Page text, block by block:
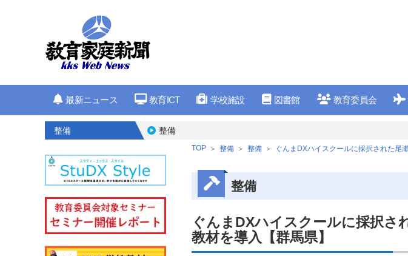
最新ニュース 教育ICT 学校施設 図書館 教育委員会
整備 整備
TOP 整備 整備 ぐんまDXハイスクールに採択された尾
整備
ぐんまDXハイスクールに採択さ
教材を導入【群馬県】